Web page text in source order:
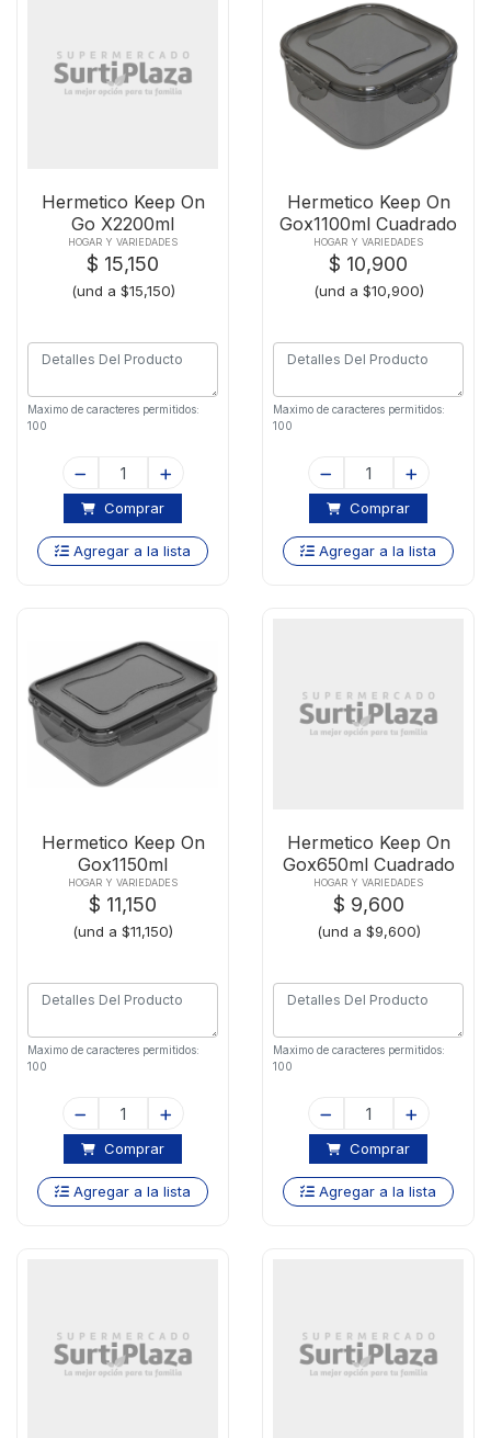
Hermetico Keep On
Go X2200ml
Rectangular
HOGAR Y VARIEDADES
$ 15,150
(und a $15,150)
Maximo de caracteres permitidos:
100
Comprar
Agregar a la lista
Hermetico Keep On
Gox1100ml Cuadrado
HOGAR Y VARIEDADES
$ 10,900
(und a $10,900)
Maximo de caracteres permitidos:
100
Comprar
Agregar a la lista
Hermetico Keep On
Gox1150ml
Rectangular
HOGAR Y VARIEDADES
$ 11,150
(und a $11,150)
Maximo de caracteres permitidos:
100
Comprar
Agregar a la lista
Hermetico Keep On
Gox650ml Cuadrado
HOGAR Y VARIEDADES
$ 9,600
(und a $9,600)
Maximo de caracteres permitidos:
100
Comprar
Agregar a la lista